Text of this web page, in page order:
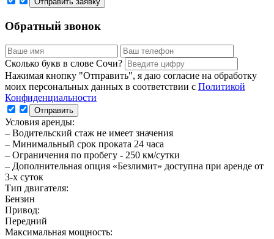
Обратный звонок
Сколько букв в слове Сочи?
Нажимая кнопку "Отправить", я даю согласие на обработку
моих персональных данных в соответствии с Политикой
Конфиденциальности
Условия аренды:
– Водительский стаж не имеет значения
– Минимальный срок проката 24 часа
– Ограничения по пробегу - 250 км/сутки
– Дополнительная опция «Безлимит» доступна при аренде от
3-х суток
Тип двигателя:
Бензин
Привод:
Передний
Максимальная мощность: